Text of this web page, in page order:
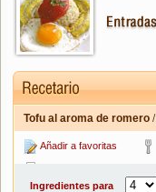
Tofu al aroma de romero
Añadir a favoritas
Ingredientes para